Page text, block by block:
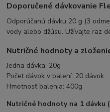
Doporučené dávkovanie
Odporúčanú dávku 20 g (3
vody alebo džúsu. Užívajte raz
Nutričné hodnoty a
Jedna dávka: 20g
Počet dávok v balení: 20 dávok
Hmotnosť balenia: 400g
Nutričné hodnoty na 1 dávku